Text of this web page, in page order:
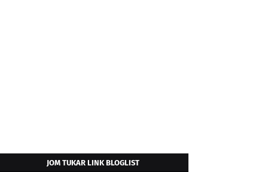
JOM TUKAR LINK BLOGLIST